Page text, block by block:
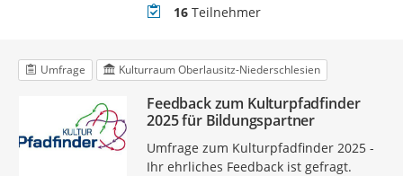
Teilnehmer
16Teilnehmer
Umfrage Kulturraum Oberlausitz-Niederschlesien
Feedback zum Kulturpfadfinder
2025 für Bildungspartner
Umfrage zum Kulturpfadfinder 2025 -
Ihr ehrliches Feedback ist gefragt.